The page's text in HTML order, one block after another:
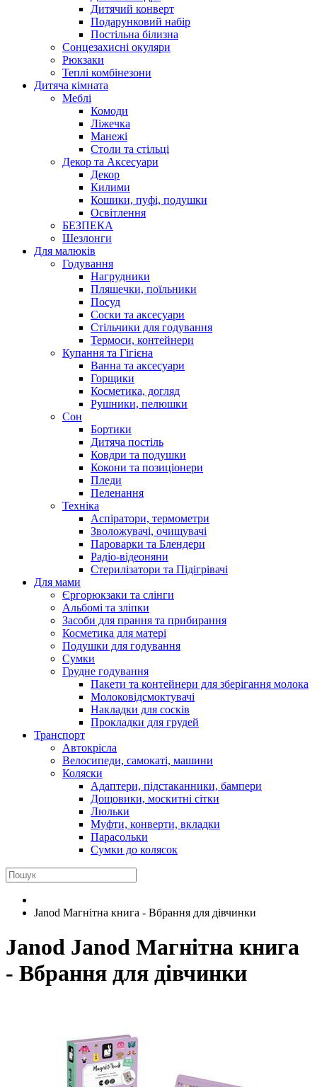
Дитячий конверт
Подарунковий набір
Постільна білизна
Сонцезахисні окуляри
Рюкзаки
Теплі комбінезони
Дитяча кімната
Меблі
Комоди
Ліжечка
Манежі
Столи та стільці
Декор та Аксесуари
Декор
Килими
Кошики, пуфі, подушки
Освітлення
БЕЗПЕКА
Шезлонги
Для малюків
Годування
Нагрудники
Пляшечки, поїльники
Посуд
Соски та аксесуари
Стільчики для годування
Термоси, контейнери
Купання та Гігієна
Ванна та аксесуари
Горщики
Косметика, догляд
Рушники, пелюшки
Сон
Бортики
Дитяча постіль
Ковдри та подушки
Кокони та позиціонери
Пледи
Пеленання
Техніка
Аспіратори, термометри
Зволожувачі, очищувачі
Пароварки та Блендери
Радіо-відеоняни
Стерилізатори та Підігрівачі
Для мами
Єргорюкзаки та слінги
Альбомі та зліпки
Засоби для прання та прибирання
Косметика для матері
Подушки для годування
Сумки
Грудне годування
Пакети та контейнери для зберігання молока
Молоковідсмоктувачі
Накладки для сосків
Прокладки для грудей
Транспорт
Автокрісла
Велосипеди, самокаті, машини
Коляски
Адаптери, підстаканники, бампери
Дощовики, москитні сітки
Люльки
Муфти, конверти, вкладки
Парасольки
Сумки до колясок
Janod Магнітна книга - Вбрання для дівчинки
Janod Janod Магнітна книга
- Вбрання для дівчинки